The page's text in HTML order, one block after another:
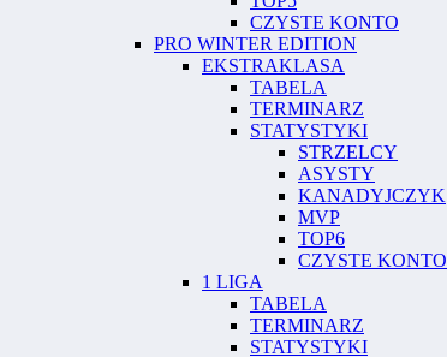
CZYSTE KONTO
PRO WINTER EDITION
EKSTRAKLASA
TABELA
TERMINARZ
STATYSTYKI
STRZELCY
ASYSTY
KANADYJCZYK
MVP
TOP6
CZYSTE KONTO
1 LIGA
TABELA
TERMINARZ
STATYSTYKI